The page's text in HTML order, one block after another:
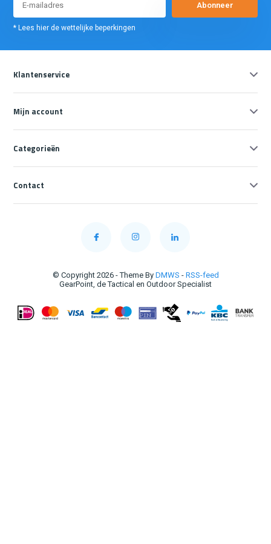
Abonneer
* Lees hier de wettelijke beperkingen
Klantenservice
Mijn account
Categorieën
Contact
© Copyright 2026 - Theme By DMWS - RSS-feed
GearPoint, de Tactical en Outdoor Specialist